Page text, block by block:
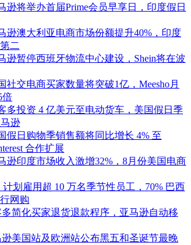
逊将举办首届Prime会员早享日，印度假日
逊澳大利亚电商市场份额提升40%，印度
二
逊暂停西班牙物流中心建设，Shein将在波
社交电商买家数量将突破1亿，Meesho月
倍
多投资 4 亿美元至电动货车，美国假日季
逊
假日购物季销售额将同比增长 4% 至
合作扩展
逊印度市场收入激增32%，8月份美国电商
计划雇用超 10 万名季节性员工，70% 巴西
网购
多简化买家退货退款程序，亚马逊自动移
逊美国站及欧洲站公布黑五和圣诞节最晚